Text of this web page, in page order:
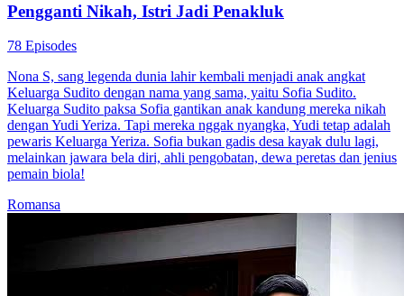
Pengganti Nikah, Istri Jadi Penakluk
78 Episodes
Nona S, sang legenda dunia lahir kembali menjadi anak angkat
Keluarga Sudito dengan nama yang sama, yaitu Sofia Sudito.
Keluarga Sudito paksa Sofia gantikan anak kandung mereka nikah
dengan Yudi Yeriza. Tapi mereka nggak nyangka, Yudi tetap adalah
pewaris Keluarga Yeriza. Sofia bukan gadis desa kayak dulu lagi,
melainkan jawara bela diri, ahli pengobatan, dewa peretas dan jenius
pemain biola!
Romansa